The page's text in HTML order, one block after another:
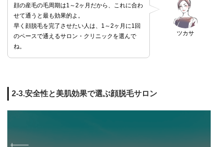
ツカサ
顔の産毛の毛周期は1～2ヶ月だから、これに合わ
せて通うと最も効果的よ。
早く顔脱毛を完了させたい人は、1～2ヶ月に1回
のペースで通えるサロン・クリニックを選んで
ね。
2-3.安全性と美肌効果で選ぶ顔脱毛サロン